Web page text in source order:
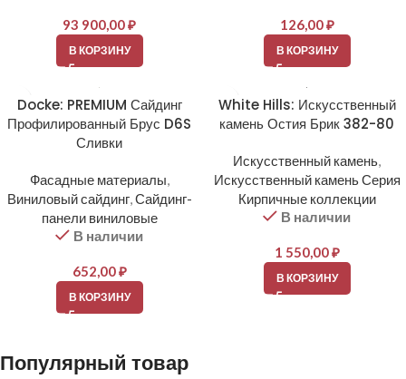
93 900,00₽
В КОРЗИНУ
126,00₽
В КОРЗИНУ
Docke: PREMIUM Сайдинг
Профилированный Брус D6S
Сливки
Фасадные материалы,
Виниловый сайдинг,Сайдинг-
панели виниловые
В наличии
652,00₽
В КОРЗИНУ
White Hills: Искусственный
камень Остия Брик 382-80
Искусственный камень,
Искусственный камень Серия
Кирпичные коллекции
В наличии
1 550,00₽
В КОРЗИНУ
Популярный товар